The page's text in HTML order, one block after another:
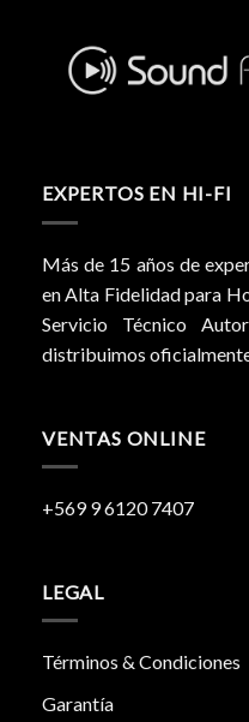
EXPERTOS EN HI-FI
Más de 15 años de
en Alta Fidelidad para
Servicio Técnico
distribuimos
VENTAS ONLINE
+569 9 6120 7407
LEGAL
Términos & Condiciones
Garantía